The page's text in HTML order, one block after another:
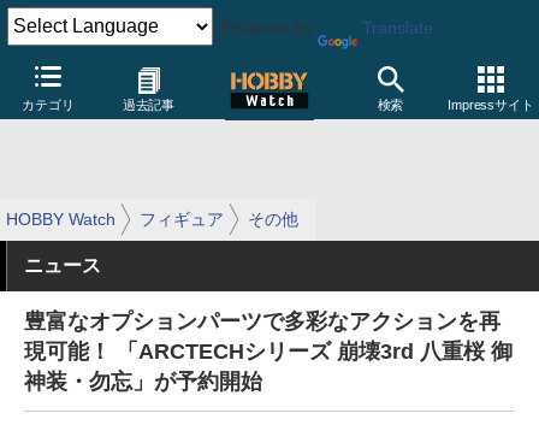
Powered by Translate
カテゴリ 過去記事 検索 Impressサイト
HOBBY Watch フィギュア その他
ニュース
豊富なオプションパーツで多彩なアクションを再
現可能！ 「ARCTECHシリーズ 崩壊3rd 八重桜 御
神装・勿忘」が予約開始